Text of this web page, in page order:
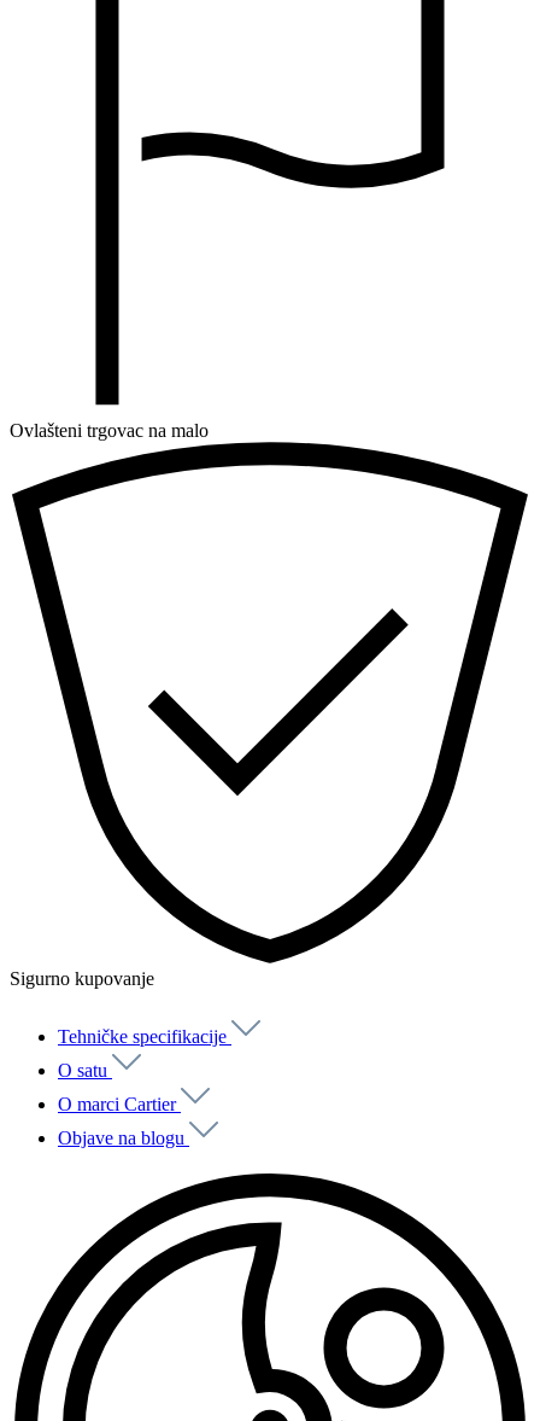
Ovlašteni trgovac na malo
Sigurno kupovanje
Tehničke specifikacije
O satu
O marci Cartier
Objave na blogu